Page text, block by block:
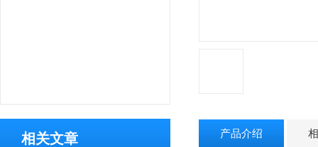
相关文章 产品介绍